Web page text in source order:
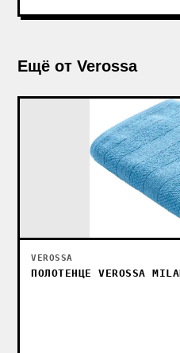
Ещё от Verossa
VEROSSA
ПОЛОТЕНЦЕ VEROSSA